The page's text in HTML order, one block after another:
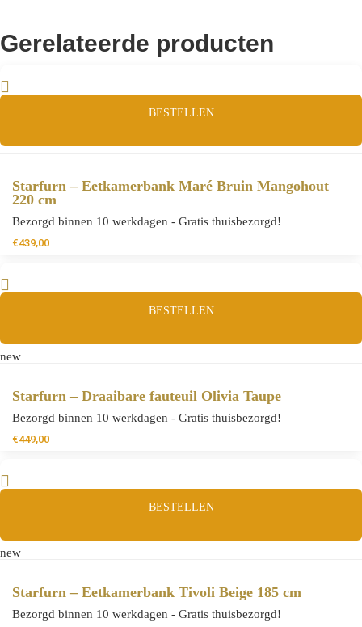
Gerelateerde producten
BESTELLEN
Starfurn – Eetkamerbank Maré Bruin Mangohout
220 cm
Bezorgd binnen 10 werkdagen - Gratis thuisbezorgd!
€439,00
BESTELLEN
new
Starfurn – Draaibare fauteuil Olivia Taupe
Bezorgd binnen 10 werkdagen - Gratis thuisbezorgd!
€449,00
BESTELLEN
new
Starfurn – Eetkamerbank Tivoli Beige 185 cm
Bezorgd binnen 10 werkdagen - Gratis thuisbezorgd!